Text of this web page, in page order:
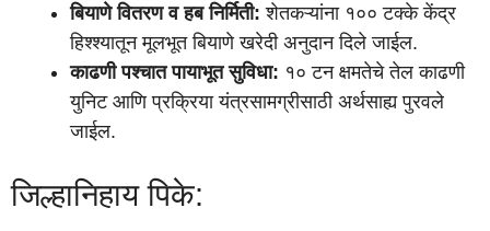
बियाणे वितरण व हब निर्मिती: शेतकऱ्यांना १०० टक्के केंद्र
हिश्श्यातून मूलभूत बियाणे खरेदी अनुदान दिले जाईल.
काढणी पश्चात पायाभूत सुविधा: १० टन क्षमतेचे तेल काढणी
युनिट आणि प्रक्रिया यंत्रसामग्रीसाठी अर्थसाह्य पुरवले
जाईल.
जिल्हानिहाय पिके: